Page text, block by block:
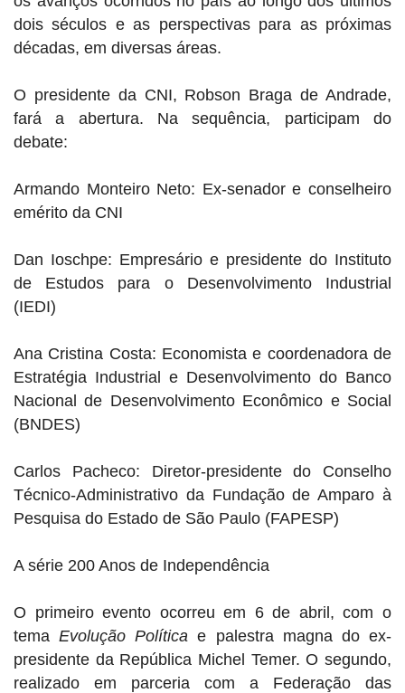
dois séculos e as perspectivas para as próximas
décadas, em diversas áreas.
O presidente da CNI, Robson Braga de Andrade,
fará a abertura. Na sequência, participam do
debate:
Armando Monteiro Neto: Ex-senador e conselheiro
emérito da CNI
Dan Ioschpe: Empresário e presidente do Instituto
de Estudos para o Desenvolvimento Industrial
(IEDI)
Ana Cristina Costa: Economista e coordenadora de
Estratégia Industrial e Desenvolvimento do Banco
Nacional de Desenvolvimento Econômico e Social
(BNDES)
Carlos Pacheco: Diretor-presidente do Conselho
Técnico-Administrativo da Fundação de Amparo à
Pesquisa do Estado de São Paulo (FAPESP)
A série 200 Anos de Independência
O primeiro evento ocorreu em 6 de abril, com o
temaEvolução Política e palestra magna do ex-
presidente da República Michel Temer. O segundo,
realizado em parceria com a Federação das